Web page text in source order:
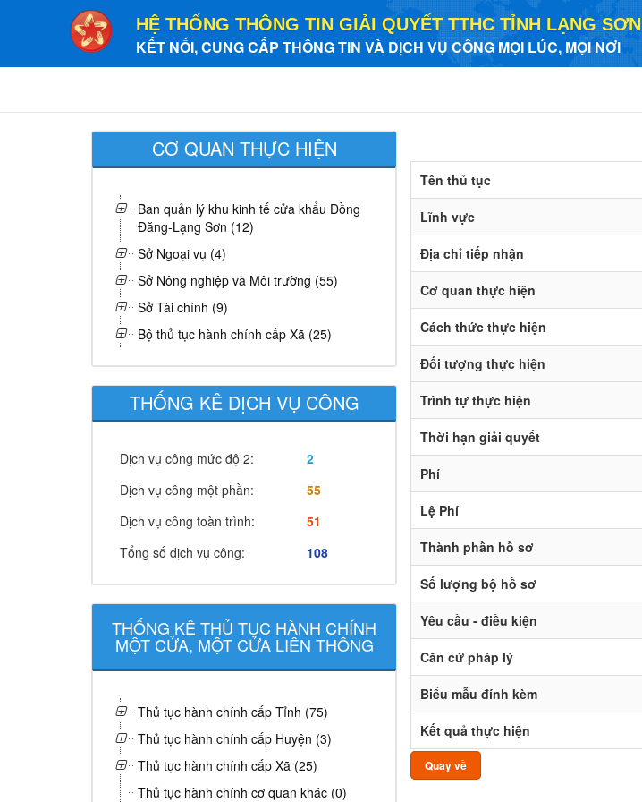
HỆ THỐNG THÔNG TIN GIẢI QUYẾT TTHC TỈNH LẠNG SƠN
KẾT NỐI, CUNG CẤP THÔNG TIN VÀ DỊCH VỤ CÔNG MỌI LÚC, MỌI NƠI
CƠ QUAN THỰC HIỆN
Ban quản lý khu kinh tế cửa khẩu Đồng
Đăng-Lạng Sơn (12)
Sở Ngoại vụ (4)
Sở Nông nghiệp và Môi trường (55)
Sở Tài chính (9)
Bộ thủ tục hành chính cấp Xã (25)
THỐNG KÊ DỊCH VỤ CÔNG
Dịch vụ công mức độ 2:
2
Dịch vụ công một phần:
55
Dịch vụ công toàn trình:
51
Tổng số dịch vụ công:
108
THỐNG KÊ THỦ TỤC HÀNH CHÍNH
MỘT CỬA, MỘT CỬA LIÊN THÔNG
Thủ tục hành chính cấp Tỉnh (75)
Thủ tục hành chính cấp Huyện (3)
Thủ tục hành chính cấp Xã (25)
Thủ tục hành chính cơ quan khác (0)
Tên thủ tục
Lĩnh vực
Địa chỉ tiếp nhận
Cơ quan thực hiện
Cách thức thực hiện
Đối tượng thực hiện
Trình tự thực hiện
Thời hạn giải quyết
Phí
Lệ Phí
Thành phần hồ sơ
Số lượng bộ hồ sơ
Yêu cầu - điều kiện
Căn cứ pháp lý
Biểu mẫu đính kèm
Kết quả thực hiện
Quay về